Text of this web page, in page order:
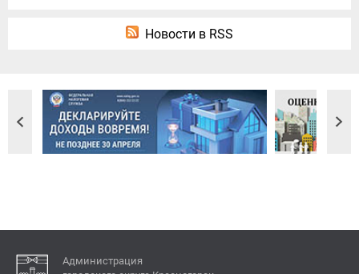
Новости в RSS
Администрация